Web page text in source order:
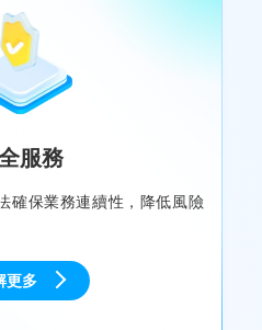
服務
確保業務連續性，降低風險
更多